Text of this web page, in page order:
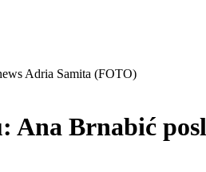
Adria Samita (FOTO)
Brnabić